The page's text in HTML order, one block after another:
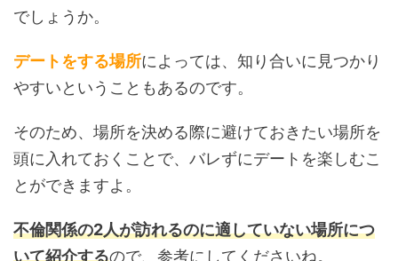
でしょうか。
デートをする場所によっては、知り合いに見つかり
やすいということもあるのです。
そのため、場所を決める際に避けておきたい場所を
頭に入れておくことで、バレずにデートを楽しむこ
とができますよ。
不倫関係の2人が訪れるのに適していない場所につ
いて紹介するので、参考にしてくださいね。